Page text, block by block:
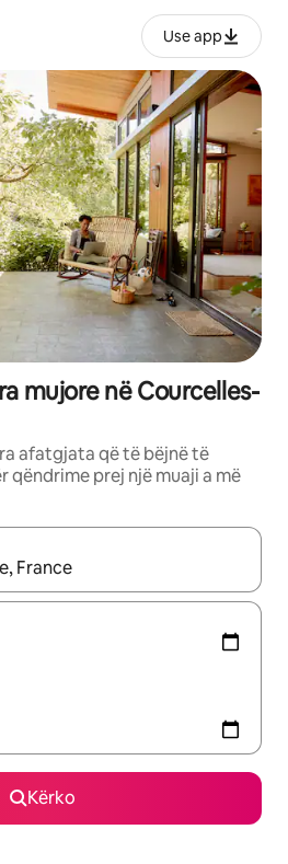
Use app
mujore në Courcelles-
afatgjata që të bëjnë të
qëndrime prej një muaji a më
disponueshme, lëviz me butonat e
Kërko